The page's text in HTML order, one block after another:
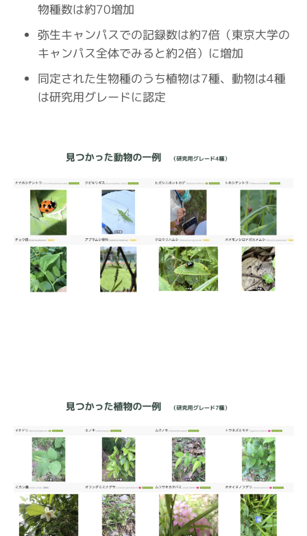
物種数は約70増加
弥生キャンパスでの記録数は約7倍（東京大学の
キャンパス全体でみると約2倍）に増加
同定された生物種のうち植物は7種、動物は4種
は研究用グレードに認定